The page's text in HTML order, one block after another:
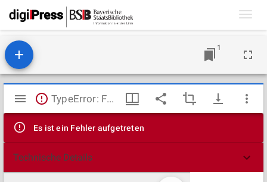
1
Mirador
Viewer
TypeError: Failed to fetch
Es ist ein Fehler aufgetreten
Technische Details